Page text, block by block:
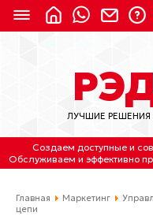
8
Мск)
ЛУЧШИЕ РЕШЕНИЯ
Создаем доступные и
Обслуживаем и эффективно
Главная Маркетинг
цепи